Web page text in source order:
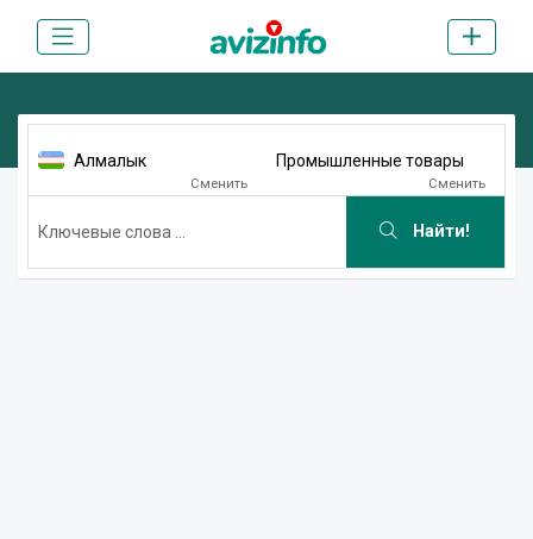
Алмалык
Сменить
Промышленные товары
Сменить
Найти!